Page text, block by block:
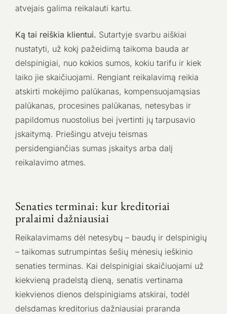
atvejais galima reikalauti kartu.
Ką tai reiškia klientui. Sutartyje svarbu aiškiai
nustatyti, už kokį pažeidimą taikoma bauda ar
delspinigiai, nuo kokios sumos, kokiu tarifu ir kiek
laiko jie skaičiuojami. Rengiant reikalavimą reikia
atskirti mokėjimo palūkanas, kompensuojamąsias
palūkanas, procesines palūkanas, netesybas ir
papildomus nuostolius bei įvertinti jų tarpusavio
įskaitymą. Priešingu atveju teismas
persidengiančias sumas įskaitys arba dalį
reikalavimo atmes.
Senaties terminai: kur kreditoriai
pralaimi dažniausiai
Reikalavimams dėl netesybų – baudų ir delspinigių
– taikomas sutrumpintas šešių mėnesių ieškinio
senaties terminas. Kai delspinigiai skaičiuojami už
kiekvieną pradelstą dieną, senatis vertinama
kiekvienos dienos delspinigiams atskirai, todėl
delsdamas kreditorius dažniausiai praranda